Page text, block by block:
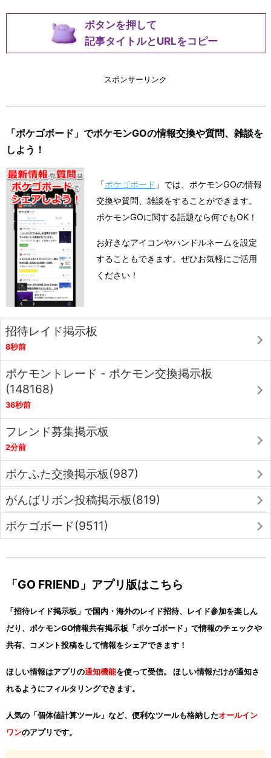
ボタンを押して
記事タイトルとURLをコピー
スポンサーリンク
「ポケゴボード」でポケモンGOの情報交換や質問、雑談を
しよう！
「ポケゴボード 」では、ポケモンGOの情報
交換や質問、雑談をすることができます。
ポケモンGOに関する話題なら何でもOK！
お好きなアイコンやハンドルネームを設定
することもできます。ぜひお気軽にご活用
ください！
招待レイド掲示板
8秒前
ポケモントレード - ポケモン交換掲示板
(148168)
36秒前
フレンド募集掲示板
2分前
ポケふた交換掲示板(987)
がんばリボン投稿掲示板(819)
ポケゴボード(9511)
「GO FRIEND」アプリ版はこちら
「招待レイド掲示板」で国内・海外のレイド招待、レイド参加を楽しん
だり、ポケモンGO情報共有掲示板「ポケゴボード」で情報のチェックや
共有、コメント投稿をして情報をシェアできます！
ほしい情報はアプリの通知機能を使って受信。 ほしい情報だけが通知さ
れるようにフィルタリングできます。
人気の「個体値計算ツール」など、便利なツールも格納したオールイン
ワンのアプリです。